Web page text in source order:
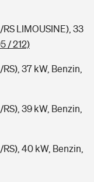
LIMOUSINE), 33
/ 212)
37 kW, Benzin,
39 kW, Benzin,
40 kW, Benzin,